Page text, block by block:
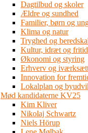
Dagtilbud og skoler
Ældre og sundhed
Familier, børn og
Klima og natur
Tryghed og
Kultur, idræt og fritid
Økonomi og styring
Erhverv og
Innovation for
Lokalplan og
Mød kandidaterne KV25
Kim Kliver
Nikolaj Schwartz
Niels Hörup